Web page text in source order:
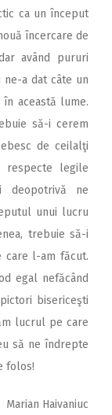
ca un început
încercare de
având pururi
ne-a dat câte un
această lume.
să-i cerem
de ceilalţi
legile
deopotrivă ne
unui lucru
trebuie să-i
care l-am făcut.
egal nefăcând
bisericeşti
lucrul pe care
să ne îndrepte
folos!
Marian Haivaniuc